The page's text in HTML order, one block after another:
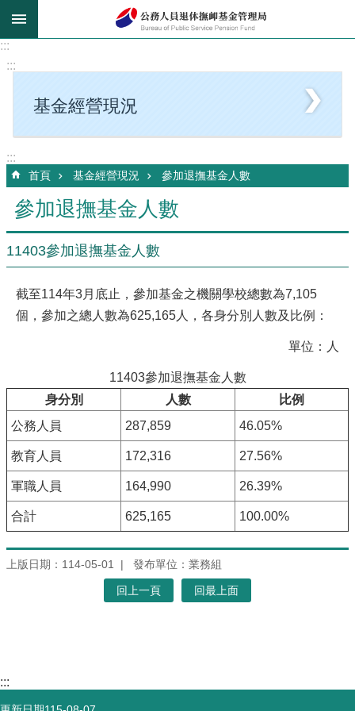
跳到主要內容區塊
:::
:::
基金經營現況
:::
首頁 基金經營現況 參加退撫基金人數
參加退撫基金人數
11403參加退撫基金人數
截至114年3月底止，參加基金之機關學校總數為7,105
個，參加之總人數為625,165人，各身分別人數及比例：
單位：人
11403參加退撫基金人數
身分別
人數
比例
公務人員
287,859 46.05%
教育人員 172,316 27.56%
軍職人員 164,990 26.39%
合計 625,165 100.00%
上版日期：114-05-01 發布單位：業務組
回上一頁 回最上面
:::